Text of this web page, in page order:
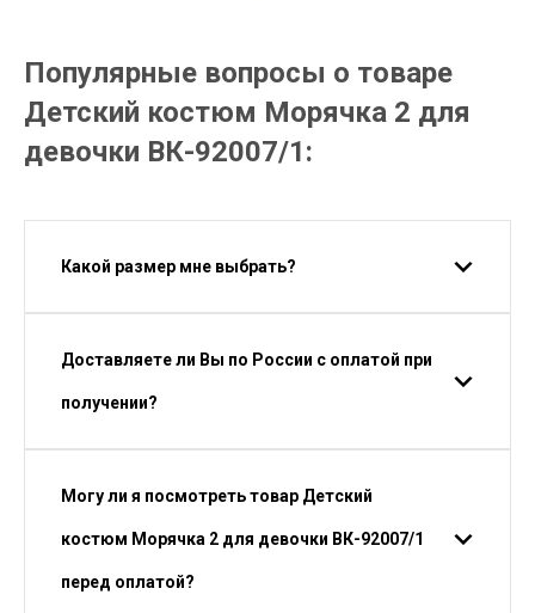
Популярные вопросы о товаре
Детский костюм Морячка 2 для
девочки ВК-92007/1:
Какой размер мне выбрать?
Доставляете ли Вы по России с оплатой при
получении?
Могу ли я посмотреть товар Детский
костюм Морячка 2 для девочки ВК-92007/1
перед оплатой?